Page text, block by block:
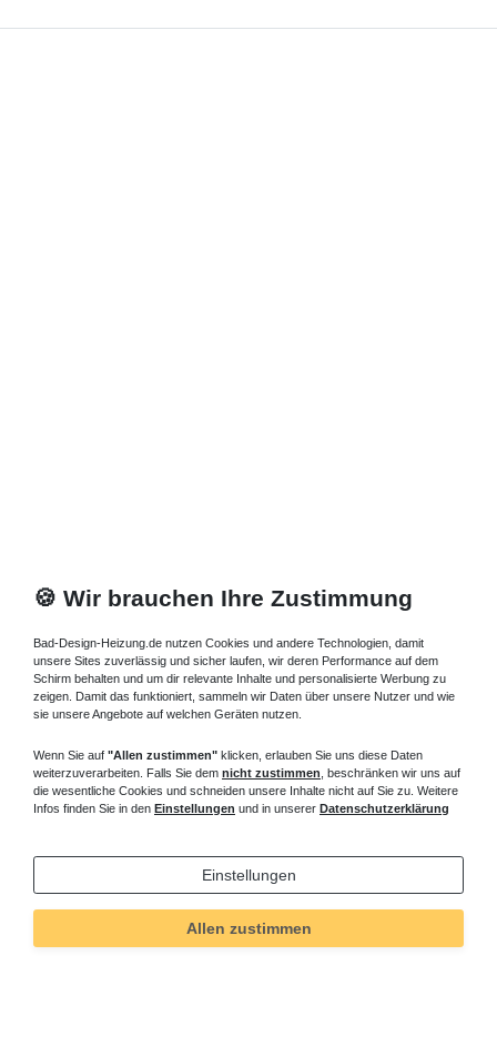
Technisches
Wert
Art.-ID 5203
🍪 Wir brauchen Ihre Zustimmung
Bad-Design-Heizung.de nutzen Cookies und andere Technologien, damit
unsere Sites zuverlässig und sicher laufen, wir deren Performance auf dem
Schirm behalten und um dir relevante Inhalte und personalisierte Werbung zu
zeigen. Damit das funktioniert, sammeln wir Daten über unsere Nutzer und wie
sie unsere Angebote auf welchen Geräten nutzen.
Wenn Sie auf "Allen zustimmen" klicken, erlauben Sie uns diese Daten
weiterzuverarbeiten. Falls Sie dem nicht zustimmen , beschränken wir uns auf
die wesentliche Cookies und schneiden unsere Inhalte nicht auf Sie zu. Weitere
Infos finden Sie in den Einstellungen und in unserer Datenschutzerklärung
Einstellungen
Allen zustimmen